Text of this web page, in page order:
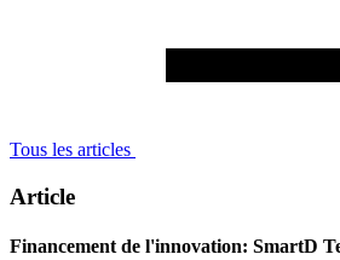
Tous les articles
Article
Financement de l'innovation: SmartD